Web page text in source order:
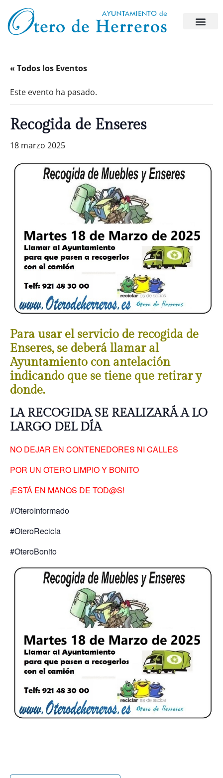
« Todos los Eventos
Este evento ha pasado.
Recogida de Enseres
18 marzo 2025
Para usar el servicio de recogida de
Enseres, se deberá llamar al
Ayuntamiento con antelación
indicando que se tiene que retirar y
donde.
LA RECOGIDA SE REALIZARÁ A LO
LARGO DEL DÍA
NO DEJAR EN CONTENEDORES NI CALLES
POR UN OTERO LIMPIO Y BONITO
¡ESTÁ EN MANOS DE TOD@S!
#OteroInformado
#OteroRecicla
#OteroBonito